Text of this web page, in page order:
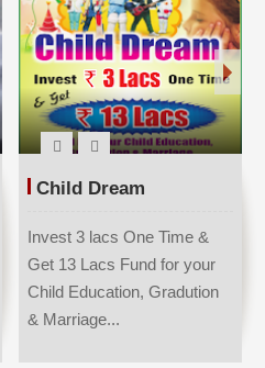
Child Dream
Invest 3 lacs One Time &
Get 13 Lacs Fund for your
Child Education, Gradution
& Marriage...